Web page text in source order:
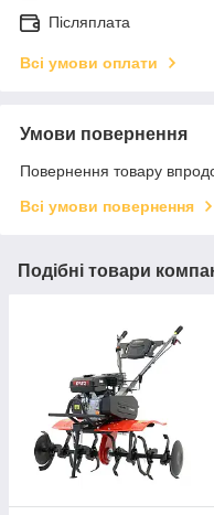
Післяплата
Всі умови оплати
Умови повернення
Повернення товару
Всі умови повернення
Подібні товари